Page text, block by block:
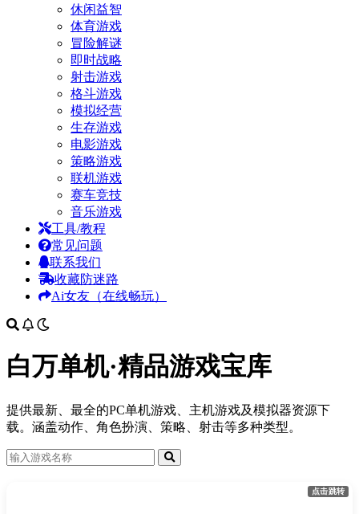
休闲益智
体育游戏
冒险解谜
即时战略
射击游戏
格斗游戏
模拟经营
生存游戏
电影游戏
策略游戏
联机游戏
赛车竞技
音乐游戏
工具/教程
常见问题
联系我们
收藏防迷路
Ai女友（在线畅玩）
白万单机·精品游戏宝库
提供最新、最全的PC单机游戏、主机游戏及模拟器资源下
载。涵盖动作、角色扮演、策略、射击等多种类型。
点击跳转